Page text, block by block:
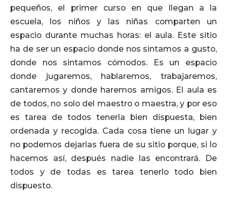
pequeños, el primer curso en que llegan a la
escuela, los niños y las niñas comparten un
espacio durante muchas horas: el aula. Este sitio
ha de ser un espacio donde nos sintamos a gusto,
donde nos sintamos cómodos. Es un espacio
donde jugaremos, hablaremos, trabajaremos,
cantaremos y donde haremos amigos. El aula es
de todos, no solo del maestro o maestra, y por eso
es tarea de todos tenerla bien dispuesta, bien
ordenada y recogida. Cada cosa tiene un lugar y
no podemos dejarlas fuera de su sitio porque, si lo
hacemos así, después nadie las encontrará. De
todos y de todas es tarea tenerlo todo bien
dispuesto.